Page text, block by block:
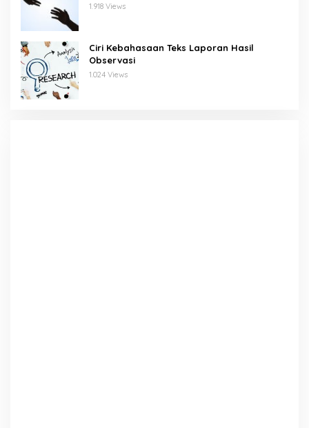
1.918 Views
Ciri Kebahasaan Teks Laporan Hasil
Observasi
1.024 Views